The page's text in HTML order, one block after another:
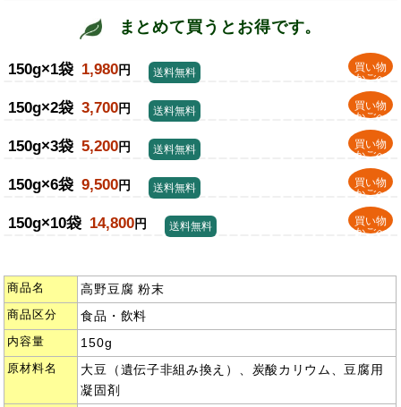
まとめて買うとお得です。
150g×1袋 1,980円
買い物
かごへ
送料無料
150g×2袋 3,700円
買い物
かごへ
送料無料
150g×3袋 5,200円
買い物
かごへ
送料無料
150g×6袋 9,500円
買い物
かごへ
送料無料
150g×10袋 14,800円
買い物
かごへ
送料無料
商品名 高野豆腐 粉末
商品区分 食品・飲料
内容量 150g
原材料名
大豆（遺伝子非組み換え）、炭酸カリウム、豆腐用
凝固剤